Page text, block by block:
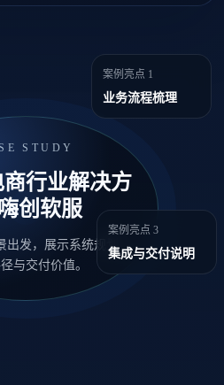
STUDY
商行业解决方
创软服
出发，展示系统规划、
与交付价值。
案例亮点 1
业务流程梳理
案例亮点 3
集成与交付说明